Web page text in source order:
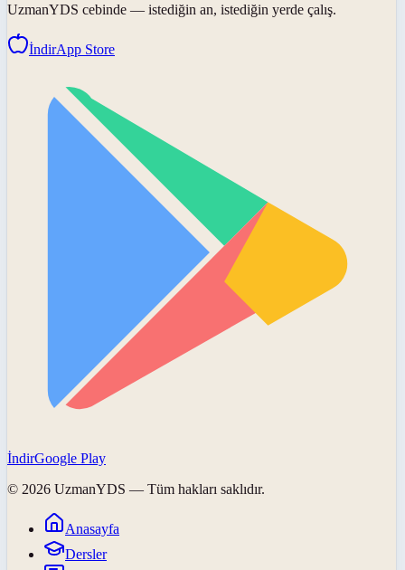
UzmanYDS cebinde — istediğin an, istediğin yerde çalış.
İndirApp Store
İndirGoogle Play
© 2026 UzmanYDS — Tüm hakları saklıdır.
Anasayfa
Dersler